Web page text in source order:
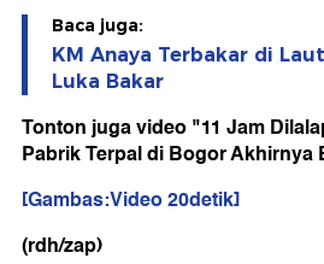
Baca juga:
KM Anaya Terbakar di
Luka Bakar
Tonton juga video "11 Jam
Pabrik Terpal di Bogor Akhirnya
[Gambas:Video 20detik]
(rdh/zap)